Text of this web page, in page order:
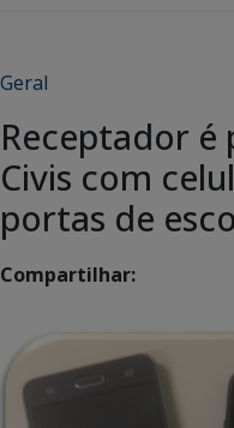
Geral
Receptador é
Civis com
portas de
Compartilhar: